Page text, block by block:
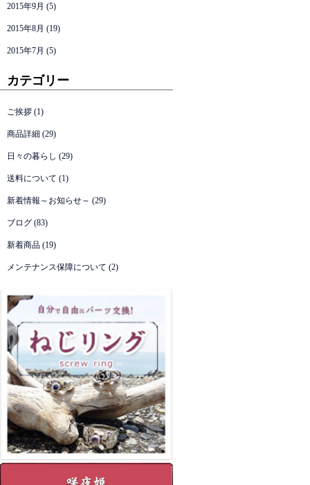
2015年9月 (5)
2015年8月 (19)
2015年7月 (5)
カテゴリー
ご挨拶 (1)
商品詳細 (29)
日々の暮らし (29)
送料について (1)
新着情報～お知らせ～ (29)
ブログ (83)
新着商品 (19)
メンテナンス保障について (2)